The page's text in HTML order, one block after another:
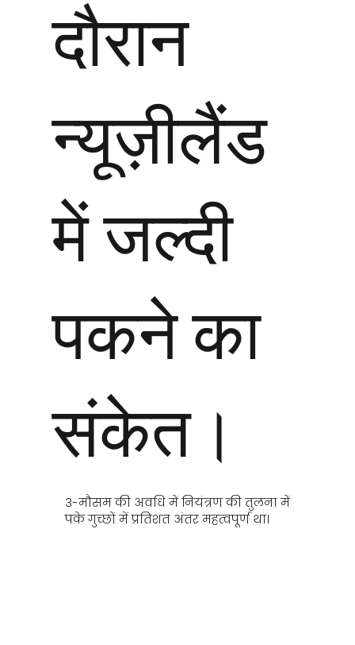
दौरान
न्यूज़ीलैंड
में जल्दी
पकने का
संकेत।
3-मौसम की अवधि में नियंत्रण की तुलना में
पके गुच्छों में प्रतिशत अंतर महत्वपूर्ण था।